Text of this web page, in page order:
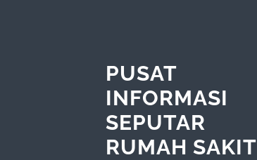
PUSAT
INFORMASI
SEPUTAR
RUMAH SAKIT